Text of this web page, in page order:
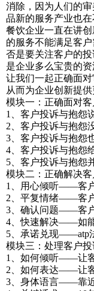
消除，因为人们的
品新的服务产业也在
餐饮企业一直在讲
的服务不能满足客
否是要关注客户的
是企业多么宝贵的资
让我们一起正确面
从而为企业创新提
模块一：正确面对
1、客户投诉与抱怨
2、客户投诉与抱怨
3、客户投诉与抱怨
4、客户投诉与抱怨
5、客户投诉与抱怨
模块二：正确解决
1、用心倾听——客
2、平复情绪——客
3、确认问题——客
4、快速解决——如
5、承诺兑现——atp
模块三：处理客户
1、如何倾听——让
2、如何表达——让
3、身体语言——靠